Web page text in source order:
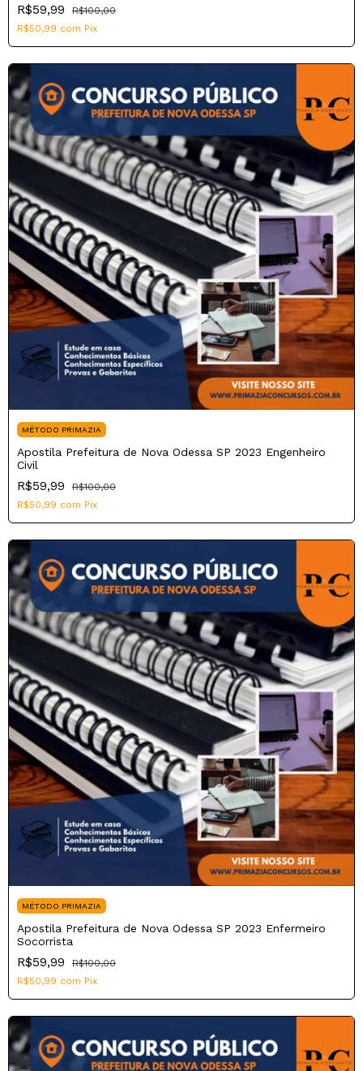
R$59,99
R$100,00
R$50,99 com Pix
MÉTODO PRIMAZIA
Apostila Prefeitura de Nova Odessa SP 2023 Engenheiro
Civil
R$59,99
R$100,00
R$50,99 com Pix
MÉTODO PRIMAZIA
Apostila Prefeitura de Nova Odessa SP 2023 Enfermeiro
Socorrista
R$59,99
R$100,00
R$50,99 com Pix